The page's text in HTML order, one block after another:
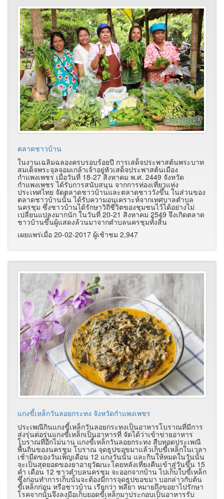
ตลาดชาวบ้าน
ในงานเฉลิมฉลองครบรอบร้อยปี การเสด็จประพาสต้นพระบาท
สมเด็จพระจุลจอมเกล้าเจ้าอยู่หัวเสด็จประพาสต้นเมือง
กำแพงเพชร เมื่อวันที่ 18-27 สิงหาคม พ.ศ. 2449 จังหวัด
กำแพงเพชร ได้รับการสนับสนุน จากการท่องเที่ยวแห่ง
ประเทศไทย จัดตลาดชาวบ้านและตลาดชาววังขึ้น ในส่วนของ
ตลาดชาวบ้านนั้น ได้รับความอนุเคราะห์จากเทศบาลตำบล
นครชุม ซึ่งชาวบ้านได้รักษาวิถีชีวิตของชุมชนไว้ได้อย่างไม่
เปลี่ยนแปลงมากนัก ในวันที่ 20-21 สิงหาคม 2549 จึงเกิดตลาด
ชาวบ้านขึ้นผู้แสดงล้วนมาจากตำบลนครชุมทั้งสิ้น
เผยแพร่เมื่อ 20-02-2017 ผู้เช้าชม 2,947
แกงขี้เหล็กวันลอยกระทง จังหวัดกำแพงเพชร
ประเพณีกินแกงขี้เหล็กวันลอยกระทงเป็นอาหารโบราณที่มีการ
ส่งรุ่นต่อรุ่นแกงขี้เหล็กเป็นอาหารที่ จัดได้ว่าเข้าข่ายอาหาร
โบราณที่อีกไม่นาน แกงขี้เหล็กวันลอยกระทง สืบทอดประเพณี
พื้นถิ่นของนครชุม โบราณ จุดธูปขอขมาแล้วเก็บขี้เหล็กในเวลา
เช้ามืดของวันเพ็ญเดือน 12 แกงวันนั้น และกินให้หมดในวันนั้น
จะเป็นสุดยอดของยาอายุวัฒนะโดยหลังเที่ยงคืนเข้าสู่วันขึ้น 15
ค่ำ เดือน 12 ชาวตําบลนครชุม จะออกจากบ้าน ไปเก็บใบขี้เหล็ก
ซึ่งก่อนทําการเก็บนั้นจะต้องมีการจุดธูปขอขมา บอกล่าวกับต้น
ขี้เหล็กก่อน หรือชาวบ้าน เรียกว่า พลียา หมายถึงขอยาไปรักษา
โรคจากนั้นจึงลงมือเก็บยอดขี้เหล็กมาประกอบเป็นอาหารรับ